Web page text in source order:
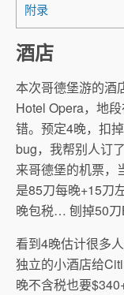
附录
酒店
本次哥德堡游的酒
Hotel Opera，地
错。预定4晚，扣
bug，我帮别人订
来哥德堡的机票
是85刀每晚+15刀
晚包税… 刨掉50刀
看到4晚估计很多
独立的小酒店给
晚不含税也要